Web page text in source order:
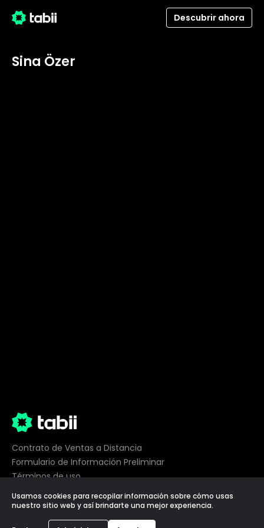
Descubrir ahora
Sina Özer
Contrato de Ventas a Distancia
Formulario de Información Preliminar
Términos de uso
Privacidad
Preferencias de cookies
Usamos cookies para recopilar información sobre cómo usas
nuestro sitio web y así brindarte una mejor experiencia.